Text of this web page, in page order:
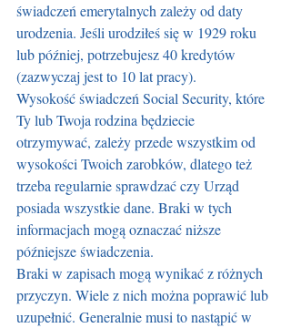
świadczeń emerytalnych zależy od daty
urodzenia. Jeśli urodziłeś się w 1929 roku
lub później, potrzebujesz 40 kredytów
(zazwyczaj jest to 10 lat pracy).
Wysokość świadczeń Social Security, które
Ty lub Twoja rodzina będziecie
otrzymywać, zależy przede wszystkim od
wysokości Twoich zarobków, dlatego też
trzeba regularnie sprawdzać czy Urząd
posiada wszystkie dane. Braki w tych
informacjach mogą oznaczać niższe
późniejsze świadczenia.
Braki w zapisach mogą wynikać z różnych
przyczyn. Wiele z nich można poprawić lub
uzupełnić. Generalnie musi to nastąpić w